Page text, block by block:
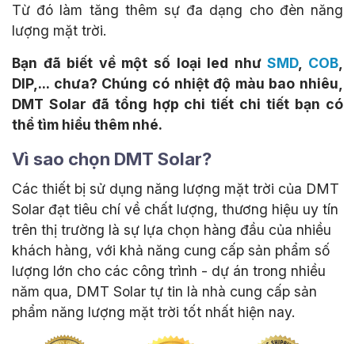
Từ đó làm tăng thêm sự đa dạng cho đèn năng
lượng mặt trời.
Bạn đã biết về một số loại led nhưSMD, COB
DIP,... chưa? Chúng có nhiệt độ màu bao nhiêu,
DMT Solar đã tổng hợp chi tiết chi tiết bạn có
thể tìm hiểu thêm nhé.
Vì sao chọn DMT Solar?
Các thiết bị sử dụng năng lượng mặt trời của DMT
Solar đạt tiêu chí về chất lượng, thương hiệu uy tín
trên thị trường là sự lựa chọn hàng đầu của nhiều
khách hàng, với khả năng cung cấp sản phẩm số
lượng lớn cho các công trình - dự án trong nhiều
năm qua, DMT Solar tự tin là nhà cung cấp sản
phẩm năng lượng mặt trời tốt nhất hiện nay.